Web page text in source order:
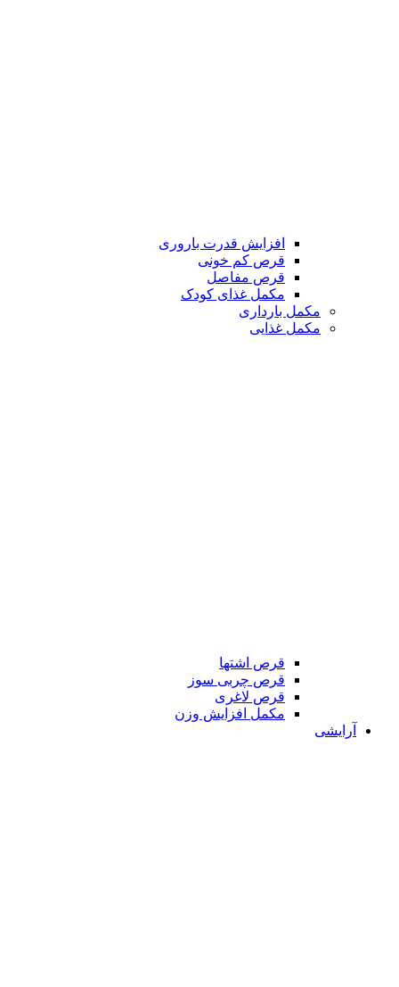
افزایش قدرت باروری
قرص کم خونی
قرص مفاصل
مکمل غذای کودک
مکمل بارداری
مکمل غذایی
قرص اشتها
قرص چربی سوز
قرص لاغری
مکمل افزایش وزن
آرایشی